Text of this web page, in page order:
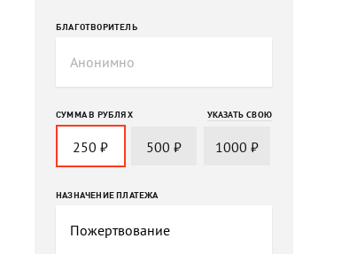
БЛАГОТВОРИТЕЛЬ
СУММА В РУБЛЯХ
250₽ 500 ₽ 1000₽
УКАЗАТЬ СВОЮ
НАЗНАЧЕНИЕ ПЛАТЕЖА